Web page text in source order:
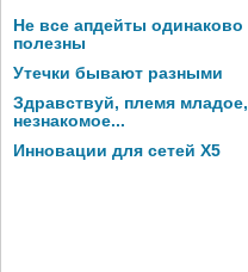
Не все апдейты одинаково
полезны
Утечки бывают разными
Здравствуй, племя младое,
незнакомое...
Инновации для сетей X5